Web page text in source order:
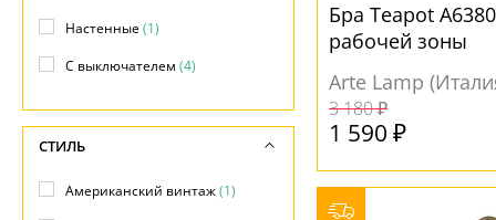
Бра Teapot
рабочей зоны
Arte Lamp
3 180 ₽
1 590 ₽
Настенные(1)
С выключателем (4)
СТИЛЬ
Американский винтаж(1)